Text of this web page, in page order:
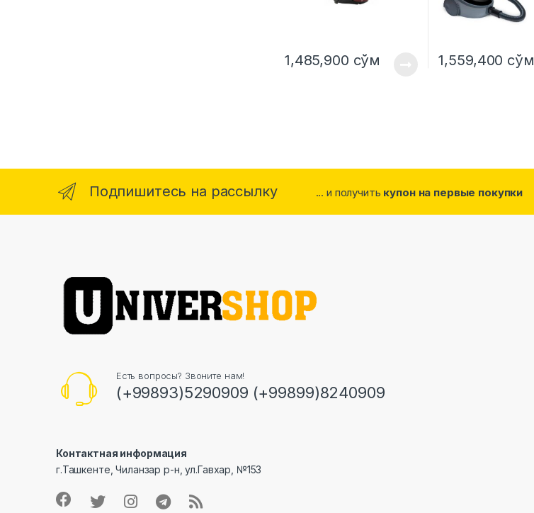
1,485,900 сўм 1,559,400 сўм
Подпишитесь на рассылку ... и получить купон на первые покупки
Есть вопросы? Звоните нам!
(+99893)5290909 (+99899)8240909
Контактная информация
г.Ташкенте, Чиланзар р-н, ул.Гавхар, №153